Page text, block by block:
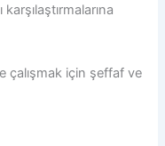
çalışmak için şeffaf ve